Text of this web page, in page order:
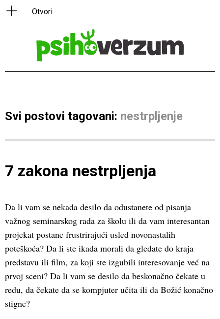
Svi postovi tagovani: nestrpljenje
7 zakona nestrpljenja
Da li vam se nekada desilo da odustanete od pisanja
važnog seminarskog rada za školu ili da vam interesantan
projekat postane frustrirajući usled novonastalih
poteškoća? Da li ste ikada morali da gledate do kraja
predstavu ili film, za koji ste izgubili interesovanje već na
prvoj sceni? Da li vam se desilo da beskonačno čekate u
redu, da čekate da se kompjuter učita ili da Božić konačno
stigne?